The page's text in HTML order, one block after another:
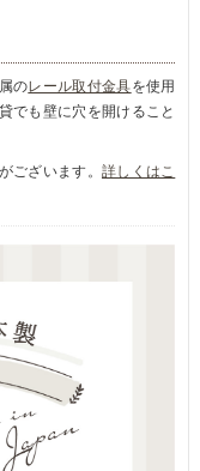
のレール取付金具を使用
でも壁に穴を開けること
ございます。 詳しくはこ